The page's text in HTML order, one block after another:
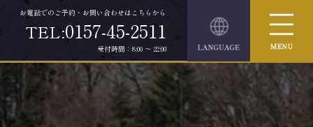
お電話でのご予約・お問い合わせはこちらから
TEL:0157-45-2511
受付時間：8:00 ～ 22:00